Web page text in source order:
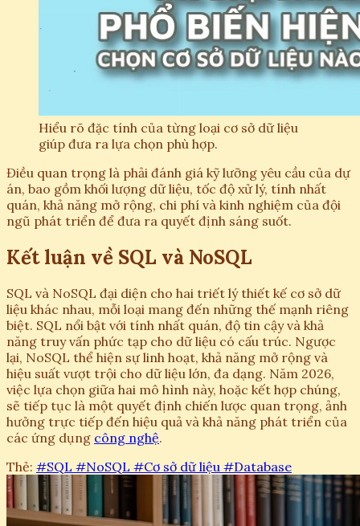
Hiểu rõ đặc tính của từng loại cơ sở dữ liệu
giúp đưa ra lựa chọn phù hợp.
Điều quan trọng là phải đánh giá kỹ lưỡng yêu cầu của dự
án, bao gồm khối lượng dữ liệu, tốc độ xử lý, tính nhất
quán, khả năng mở rộng, chi phí và kinh nghiệm của đội
ngũ phát triển để đưa ra quyết định sáng suốt.
Kết luận về SQL và NoSQL
SQL và NoSQL đại diện cho hai triết lý thiết kế cơ sở dữ
liệu khác nhau, mỗi loại mang đến những thế mạnh riêng
biệt. SQL nổi bật với tính nhất quán, độ tin cậy và khả
năng truy vấn phức tạp cho dữ liệu có cấu trúc. Ngược
lại, NoSQL thể hiện sự linh hoạt, khả năng mở rộng và
hiệu suất vượt trội cho dữ liệu lớn, đa dạng. Năm 2026,
việc lựa chọn giữa hai mô hình này, hoặc kết hợp chúng,
sẽ tiếp tục là một quyết định chiến lược quan trọng, ảnh
hưởng trực tiếp đến hiệu quả và khả năng phát triển của
các ứng dụng công nghệ.
Thẻ: #SQL #NoSQL #Cơ sở dữ liệu #Database